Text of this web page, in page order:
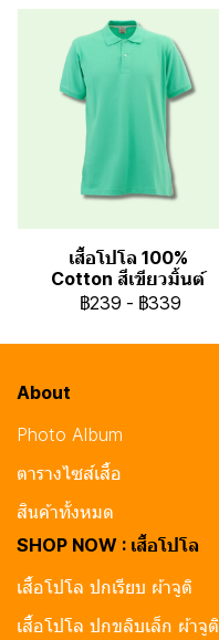
เสื้อโปโล 100%
Cotton สีเขียวมิ้นต์
฿239 - ฿339
About
Photo Album
ตารางไซส์เสื้อ
สินค้าทั้งหมด
SHOP NOW : เสื้อโปโล
เสื้อโปโล ปกเรียบ ผ้าจูติ
เสื้อโปโล ปกขลิบเล็ก ผ้าจูติ